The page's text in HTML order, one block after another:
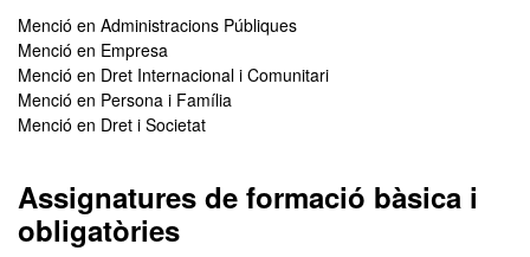
Menció en Administracions Públiques
Menció en Empresa
Menció en Dret Internacional i Comunitari
Menció en Persona i Família
Menció en Dret i Societat
Assignatures de formació bàsica i
obligatòries